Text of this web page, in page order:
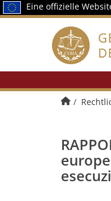
Eine offizielle
Home